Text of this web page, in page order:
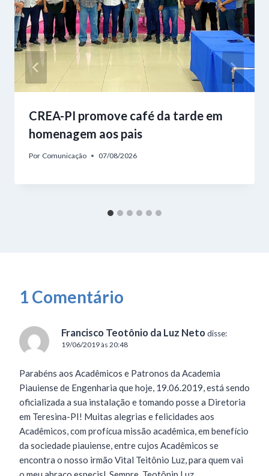
CREA-PI promove café da tarde em
homenagem aos pais
Por Comunicação 07/08/2026
1 Comentário
Francisco Teotônio da Luz Netodisse:
19/06/2019 às 20:48
Parabéns aos Acadêmicos e Patronos da Academia
Piauiense de Engenharia que hoje, 19.06.2019, está sendo
oficializada a sua instalação e tomando posse a Diretoria
em Teresina-PI! Muitas alegrias e felicidades aos
Acadêmicos, com profícua missão acadêmica, em benefício
da sociedade piauiense, entre cujos Acadêmicos se
encontra o nosso irmão Vital Teitônio Luz, para quem vai